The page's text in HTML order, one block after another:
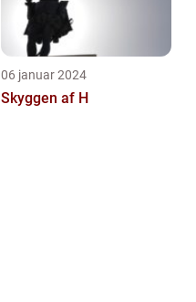
06 januar 2024
Skyggen af H